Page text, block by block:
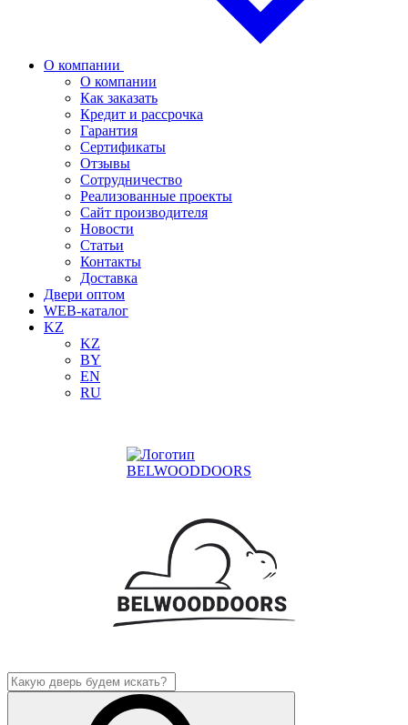
О компании
О компании
Как заказать
Кредит и рассрочка
Гарантия
Сертификаты
Отзывы
Сотрудничество
Реализованные проекты
Сайт производителя
Новости
Статьи
Контакты
Доставка
Двери оптом
WEB-каталог
KZ
KZ
BY
EN
RU